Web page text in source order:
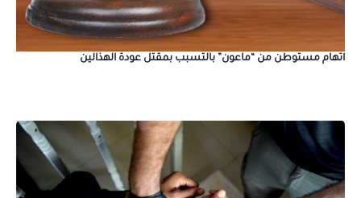
اتهام مستوطن من “ماعون” بالتسبب بمقتل عودة الهذالين